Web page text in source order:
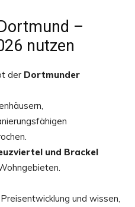
–
nutzen
der Dortmunder
und Brackel
und wissen,